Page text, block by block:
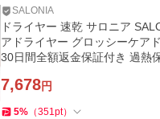
SALONIA
ドライヤー 速乾 サロニア
アドライヤー グロッシーケア
30日間全額返金保証付き 過熱
7,678円
5% （351pt）